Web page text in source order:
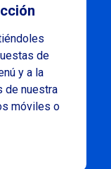
de
y a la
de nuestra
móviles o